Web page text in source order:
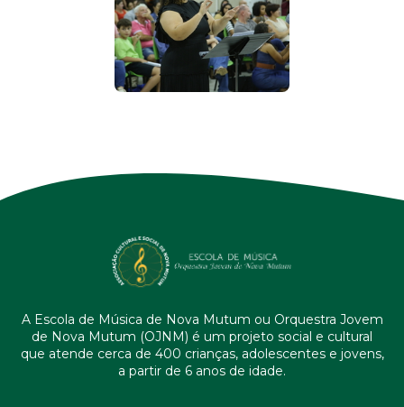
A Escola de Música de Nova Mutum ou Orquestra Jovem
de Nova Mutum (OJNM) é um projeto social e cultural
que atende cerca de 400 crianças, adolescentes e jovens,
a partir de 6 anos de idade.